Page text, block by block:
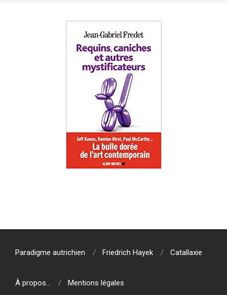
07-
Paradigme autrichien
Friedrich Hayek Catallaxie
À propos… Mentions légales